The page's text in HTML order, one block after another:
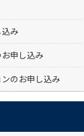
み
申し込み
のお申し込み